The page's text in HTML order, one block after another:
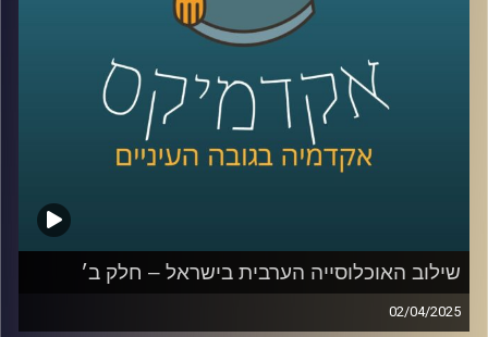
שוב איתנו לפרק האחרון בסדרה ד״ר מריאן תחאוכו, חוקרת
בכירה במכון אהרן למדיניות כלכלית בבית ספר טיומקין
לכלכלה – אוניברסיטת רייכמן, ועומדת בראש המרכז לחברה
שילוב האוכלוסייה הערבית בישראל – חלק ב׳
02/04/2025